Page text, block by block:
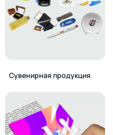
Сувенирная продукция